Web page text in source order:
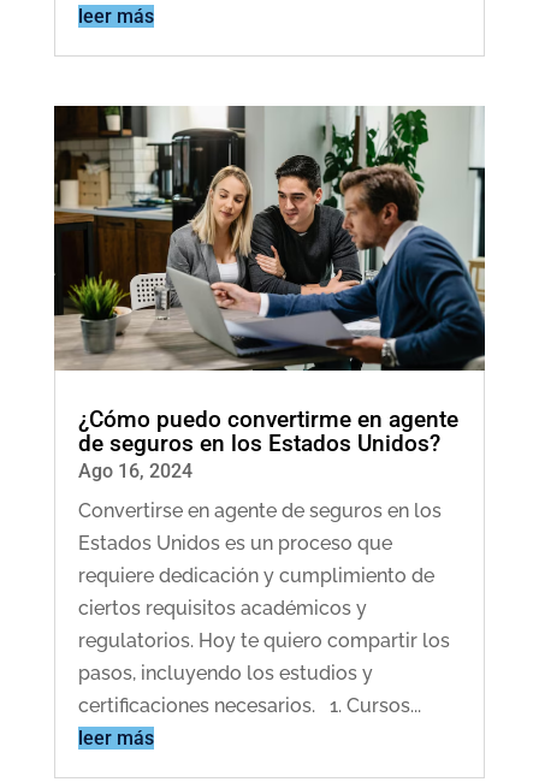
leer más
¿Cómo puedo convertirme en agente
de seguros en los Estados Unidos?
Ago 16, 2024
Convertirse en agente de seguros en los
Estados Unidos es un proceso que
requiere dedicación y cumplimiento de
ciertos requisitos académicos y
regulatorios. Hoy te quiero compartir los
pasos, incluyendo los estudios y
certificaciones necesarios. 1. Cursos...
leer más